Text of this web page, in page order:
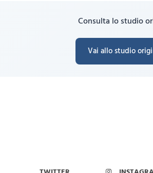
Consulta lo studio
Vai allo studio